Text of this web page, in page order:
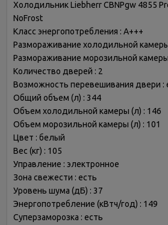
Холодильник Liebherr CBNPgw 4855
NoFrost
Класс энергопотребления : A+++
Размораживание холодильной
Размораживание морозильной
Количество дверей : 2
Возможность перевешивания двери :
Общий объем (л) : 344
Объем холодильной камеры (л) : 146
Объем морозильной камеры (л) : 101
Цвет : белый
Вес (кг) : 105
Управление : электронное
Зона свежести : есть
Уровень шума (дБ) : 37
Энергопотребление (кВтч/год) : 149
Суперзаморозка : есть